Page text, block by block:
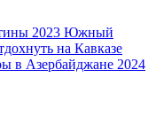
2023 Южный
на Кавказе
в Азербайджане 2024